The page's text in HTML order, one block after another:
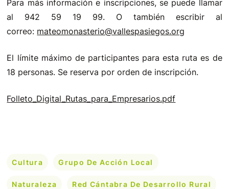
Para más información e inscripciones, se puede llamar
al 942 59 19 99. O también escribir al
correo: mateomonasterio@vallespasiegos.org
El límite máximo de participantes para esta ruta es de
18 personas. Se reserva por orden de inscripción.
Folleto_Digital_Rutas_para_Empresarios.pdf
Cultura Grupo De Acción Local
Naturaleza Red Cántabra De Desarrollo Rural